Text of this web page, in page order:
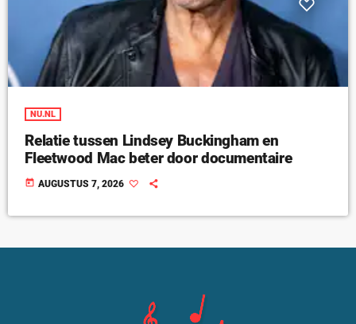
NU.NL
Relatie tussen Lindsey Buckingham en
Fleetwood Mac beter door documentaire
today AUGUSTUS 7, 2026